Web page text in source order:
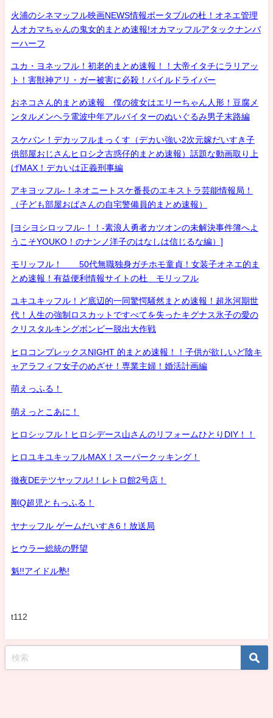
火浦のシネマッフル映画NEWS情報ポータブルの杜！オネエ管理
人オカマちゃんの鬼女的まとめ速報!オカマッフルアタックナンバ
ーハーフ
ユカ・ヨネッフル！初老的まとめ速報！！大帝イタチにラリアッ
ト！害獣神アリ・ガー被害に必殺！パイルドライバー
おネコさん的まとめ速報 僕の彼女はエリーちゃん人形！豆腐メ
ンタルメンヘラ電波中年アルバイターのぬいぐるみ男子末路編
スケバン！デカッフルまっくす（デカい強い2次元嫁だいすき子
供部屋おじさんヒロシ之古惑仔的まとめ速報）話題な動画取り上
げMAX！デカいは正義刑事編
アキヨッフル-！ネオニートスケ番長のエキストラ芸能情報局！
（子ども部屋おばさんの自宅警備員的まとめ速報）
[ヨシヨシロッフル-！！-素浪人勇者カツオンの未解決事件簿へよ
うこそYOUKO！のナンノ洋子のはなしは信じるな編）]
モリッフル！ 50代無職独身ガチホモ童貞！女装子オネエ的ま
とめ速報！有益便利情報サイトの杜 モリッフル
ユキユキッフル！ど底辺的一同驚愕騒然まとめ速報！超氷河期世
代！人生の強制ロスカットですべてを失ったキグナス氷子の愛の
クリスタルキングボンビー脱出大作戦
ヒロコンプレックスNIGHT 的まとめ速報！！子供が欲しいど陰キ
ャアラフィフ女子のめざせ！専業主婦！婚活計画編
萌えっふる！
萌えっとこあに！
ヒロシッフル！ヒロシデース山さんのリフォームひとりDIY！！
ヒロユキユキッフルMAX！スーパークッキング！
徹夜DEテツヤッフル!！レトロ館2号店！
剛Q超児ともっふる！
ヤナッフル ゲームだいすき6！放送局
ヒウラー総統の野望
魁!!アイドル塾!
t112